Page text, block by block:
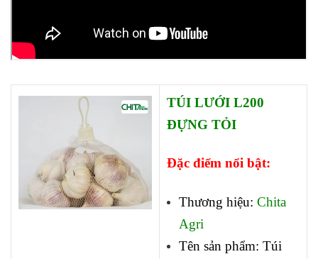
TÚI LƯỚI L200
ĐỰNG TỎI
Đặc điểm nổi bật:
Thương hiệu: Chita
Agri
Tên sản phẩm: Túi